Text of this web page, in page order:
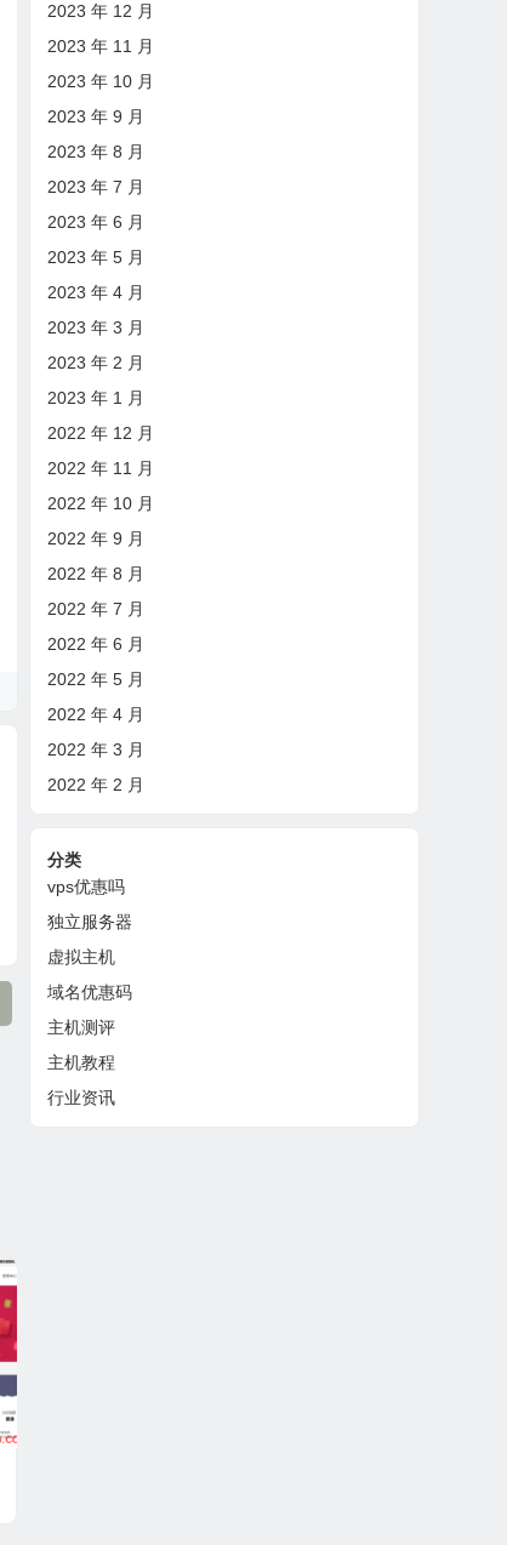
2023 年 12 月
2023 年 11 月
2023 年 10 月
2023 年 9 月
2023 年 8 月
2023 年 7 月
2023 年 6 月
2023 年 5 月
2023 年 4 月
2023 年 3 月
2023 年 2 月
2023 年 1 月
2022 年 12 月
2022 年 11 月
2022 年 10 月
2022 年 9 月
2022 年 8 月
2022 年 7 月
2022 年 6 月
2022 年 5 月
2022 年 4 月
2022 年 3 月
2022 年 2 月
分类
vps优惠吗
独立服务器
虚拟主机
域名优惠码
主机测评
主机教程
行业资讯